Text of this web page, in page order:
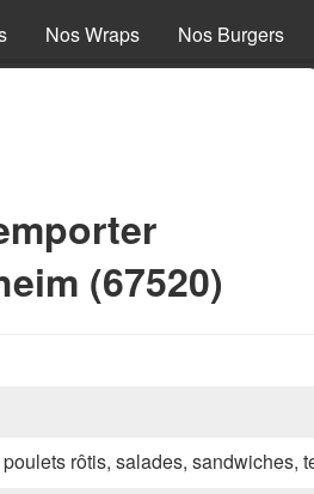
Nos Wraps Nos Burgers
(67520)
rôtis, salades, sandwiches,